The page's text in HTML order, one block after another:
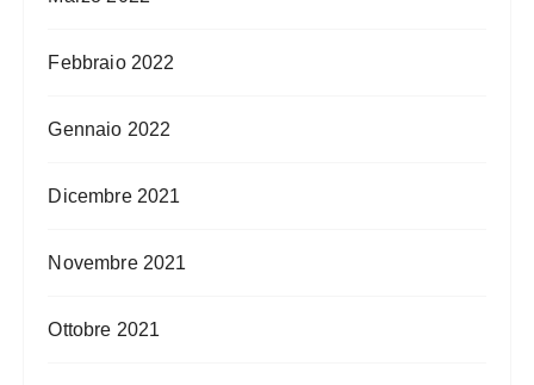
Febbraio 2022
Gennaio 2022
Dicembre 2021
Novembre 2021
Ottobre 2021